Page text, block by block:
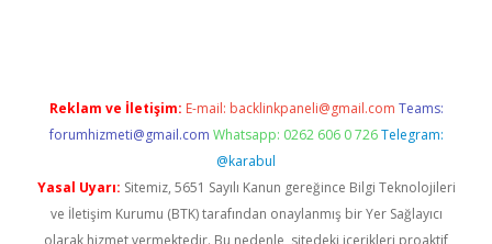
Reklam ve İletişim: E-mail: backlinkpaneli@gmail.com Teams:
forumhizmeti@gmail.com Whatsapp: 0262 606 0 726 Telegram:
@karabul
Yasal Uyarı: Sitemiz, 5651 Sayılı Kanun gereğince Bilgi Teknolojileri
ve İletişim Kurumu (BTK) tarafından onaylanmış bir Yer Sağlayıcı
olarak hizmet vermektedir. Bu nedenle, sitedeki içerikleri proaktif